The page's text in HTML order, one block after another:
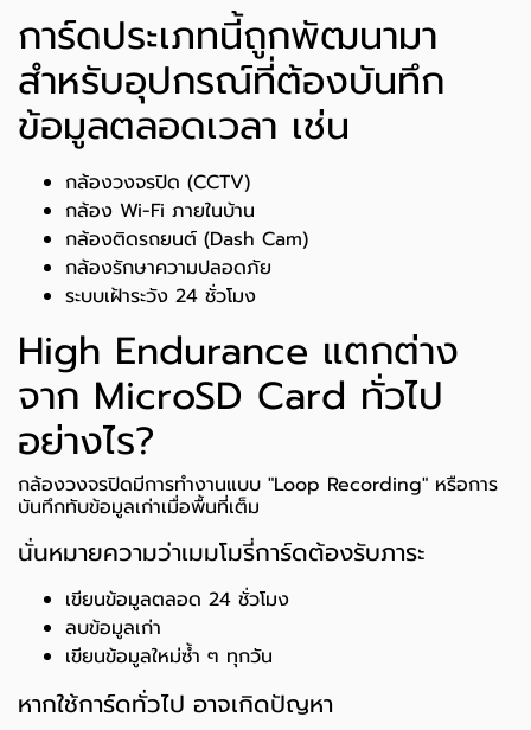
การ์ดประเภทนี้ถูกพัฒนามา
สำหรับอุปกรณ์ที่ต้องบันทึก
ข้อมูลตลอดเวลา เช่น
กล้องวงจรปิด (CCTV)
กล้อง Wi-Fi ภายในบ้าน
กล้องติดรถยนต์ (Dash Cam)
กล้องรักษาความปลอดภัย
ระบบเฝ้าระวัง 24 ชั่วโมง
High Endurance แตกต่าง
จาก MicroSD Card ทั่วไป
อย่างไร?
กล้องวงจรปิดมีการทำงานแบบ "Loop Recording" หรือการ
บันทึกทับข้อมูลเก่าเมื่อพื้นที่เต็ม
นั่นหมายความว่าเมมโมรี่การ์ดต้องรับภาระ
เขียนข้อมูลตลอด 24 ชั่วโมง
ลบข้อมูลเก่า
เขียนข้อมูลใหม่ซ้ำ ๆ ทุกวัน
หากใช้การ์ดทั่วไป อาจเกิดปัญหา